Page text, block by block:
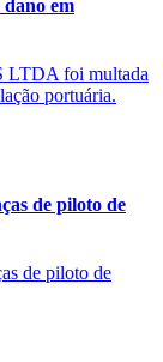
em
LTDA foi multada
portuária.
de piloto de
de piloto de